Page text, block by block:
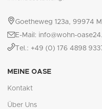
Goetheweg 123a, 99974
E-Mail: info@wohn-
Tel.: +49 (0) 176 4898
MEINE OASE
Kontakt
Über Uns